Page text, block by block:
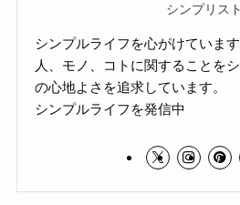
シンプリスト
シンプルライフを心がけています
人、モノ、コトに関することを
の心地よさを追求しています。
シンプルライフを発信中